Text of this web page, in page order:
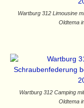
Wartburg 312 Limousine
Oldtema
Wartburg 312 Camping
Oldtema